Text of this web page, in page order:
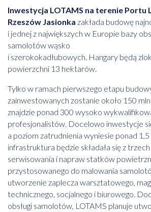
Inwestycja LOTAMS na terenie Portu
Rzeszów Jasionka zakłada budowę
i jednej z największych w Europie bazy
samolotów wąsko
i szerokokadłubowych. Hangary będą
powierzchni 13 hektarów.
Tylko w ramach pierwszego etapu
zainwestowanych zostanie około 150 mln
znajdzie ponad 300 wysoko
profesjonalistów. Docelowo inwestycje
a poziom zatrudnienia wyniesie ponad 1,5
infrastruktura będzie składała się z
serwisowania i napraw statków
przystosowanego do malowania
utworzenie zaplecza warsztatowego,
technicznego, socjalnego i biurowego.
obsługi samolotów, LOTAMS planuje